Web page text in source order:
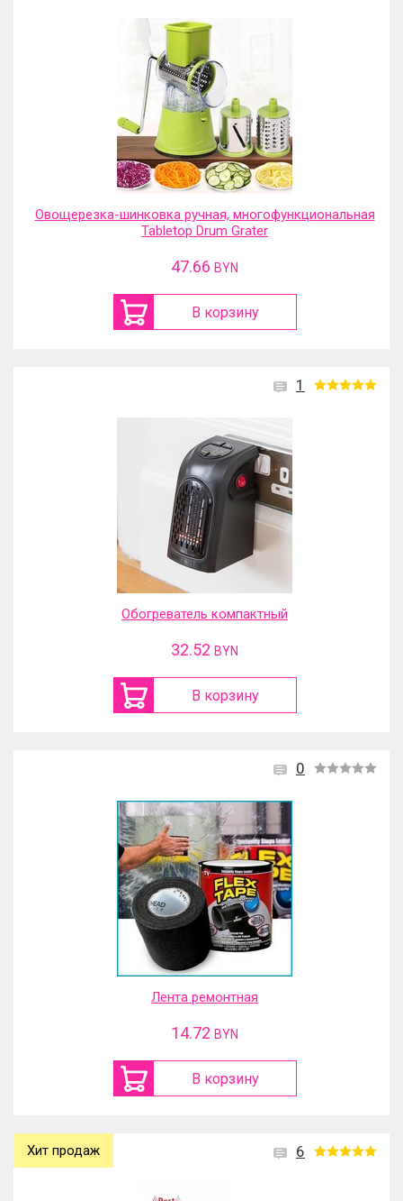
Овощерезка-шинковка ручная, многофункциональная
Tabletop Drum Grater
47.66 BYN
В корзину
1
Обогреватель компактный
32.52 BYN
В корзину
0
Лента ремонтная
14.72 BYN
В корзину
6
Хит продаж